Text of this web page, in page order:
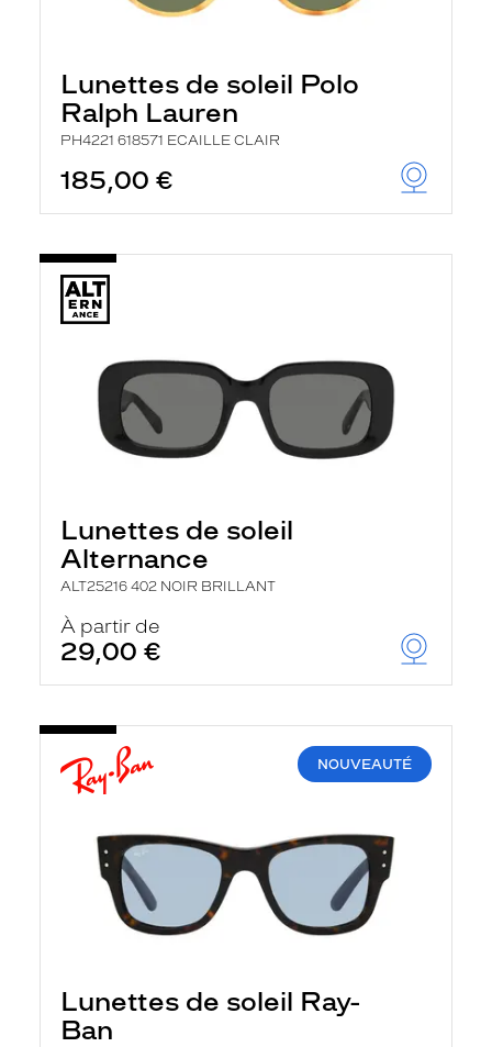
Lunettes de soleil Polo
Ralph Lauren
PH4221 618571 ECAILLE CLAIR
185,00 €
Lunettes de soleil
Alternance
ALT25216 402 NOIR BRILLANT
À partir de
29,00 €
NOUVEAUTÉ
Lunettes de soleil Ray-
Ban